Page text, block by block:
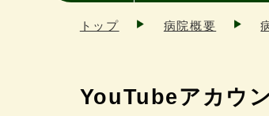
トップ 病院概要
YouTubeアカウ